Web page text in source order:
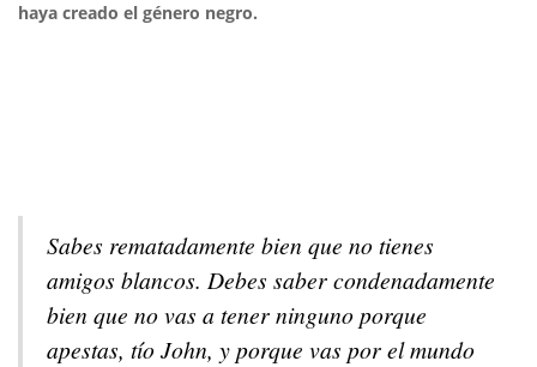
haya creado el género negro.
Sabes rematadamente bien que no tienes
amigos blancos. Debes saber condenadamente
bien que no vas a tener ninguno porque
apestas, tío John, y porque vas por el mundo